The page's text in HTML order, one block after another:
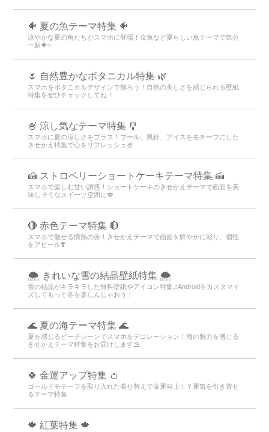
🐠 夏の魚テーマ特集 🐠
涼やかな夏の魚たちがスマホに登場！金魚など夏らしい魚テーマで気分
一新🐠✨
🌷 自然豊かなボタニカル特集 🌿
スマホをボタニカルデザインで飾ろう！自然の美しさを感じられる壁紙
特集をぜひチェックしてね！
🍧 涼し気なテーマ特集 🎐
スマホに夏の涼しさをプラス！プール、風鈴、アイスをモチーフにした
きせかえ特集で心をリフレッシュ🍧
🍰 ストロベリーショートケーキテーマ特集 🍰
スマホで楽しむ甘い誘惑！ショートケーキのきせかえテーマで画面を美
味しそうなスイーツ空間に🍓
🔴 赤色テーマ特集 🔴
スマホで魅せる情熱の赤！きせかえテーマで画面を鮮やかに彩り、個性
をアピール❣️
🌨 きれいな雪の結晶壁紙特集 🌨
雪の結晶がキラキラした無料壁紙やアイコン特集♫Androidをカスタマイ
ズしてもっと冬を楽しんじゃおう！
🌊 夏の海テーマ特集 🌊
夏を感じるビーチシーンでスマホをデコレーション！海の魅力を感じる
きせかえテーマ特集をお届けします⛱️
🍀 金運アップ特集 👛
ゴールドモチーフを取り入れた着せ替えで金運向上！？運気を引き寄せ
るテーマ特集
🍁 紅葉特集 🍁